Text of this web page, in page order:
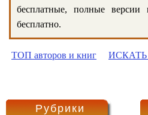
бесплатные, полные версии
бесплатно.
ТОП авторов и книг
Рубрики